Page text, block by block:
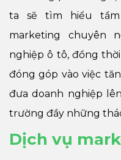
ta sẽ tìm hiểu
marketing chuyên
nghiệp ô tô, đồng
đóng góp vào việc
đưa doanh nghiệp
trường đầy những
Dịch vụ